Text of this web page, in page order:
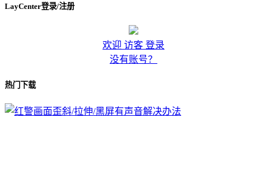
LayCenter登录/注册
欢迎 访客 登录
没有账号？
热门下载